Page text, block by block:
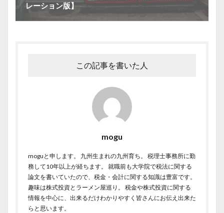
レーション版】
この記事を書いた人
mogu
moguと申します。 九州生まれの九州育ち。 税理士事務所に勤
務して10年以上が経ちます。 就職前も大学院で税法に関する
論文を書いていたので、税金・会計に関する知識は豊富です。
趣味は株式投資とラーメン屋巡り。 税金や株式投資に関する
情報を中心に、出来るだけわかりやすく皆さんにお伝え出来た
らと思います。